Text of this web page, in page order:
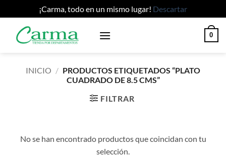
¡Carma, todo en un mismo lugar! Descartar
0
INICIO / PRODUCTOS ETIQUETADOS “PLATO
CUADRADO DE 8.5 CMS”
FILTRAR
No se han encontrado productos que coincidan con tu
selección.